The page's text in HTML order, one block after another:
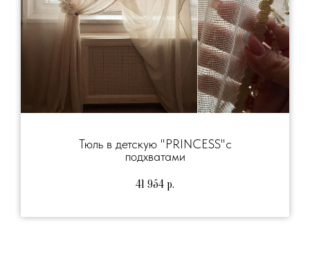
Тюль в детскую "PRINCESS"с
подхватами
41 954 р.